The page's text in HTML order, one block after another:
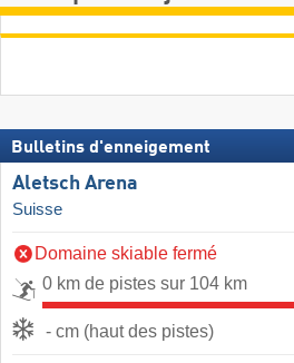
Bulletins d'enneigement
Aletsch Arena
Suisse
Domaine skiable fermé
0 km de pistes sur 104 km
- cm (haut des pistes)